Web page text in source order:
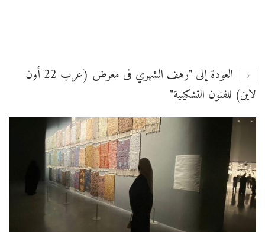
العودة إلى "رهف الشهري فى معرض (عرب 22 أون
لاين) للفنون التشكيلية"